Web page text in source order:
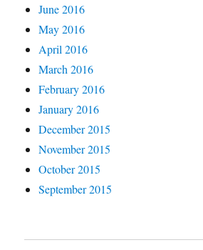
June 2016
May 2016
April 2016
March 2016
February 2016
January 2016
December 2015
November 2015
October 2015
September 2015